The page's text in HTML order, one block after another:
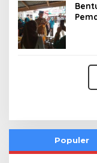
Populer